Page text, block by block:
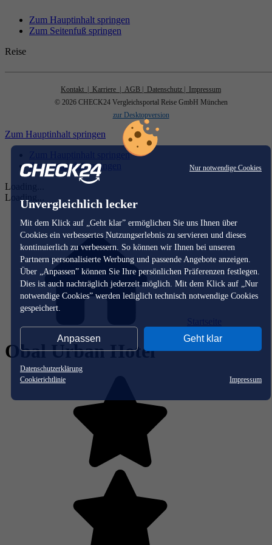
Nur notwendige Cookies
Unvergleichlich lecker
Mit dem Klick auf „Geht klar” ermöglichen Sie uns Ihnen über
Cookies ein verbessertes Nutzungserlebnis zu servieren und dieses
kontinuierlich zu verbessern. So können wir Ihnen bei unseren
Partnern personalisierte Werbung und passende Angebote anzeigen.
Über „Anpassen” können Sie Ihre persönlichen Präferenzen festlegen.
Dies ist auch nachträglich jederzeit möglich. Mit dem Klick auf „Nur
notwendige Cookies” werden lediglich technisch notwendige Cookies
gespeichert.
Anpassen Geht klar
Datenschutzerklärung
Cookierichtlinie
Impressum
Zum Hauptinhalt springen
Zum Seitenfuß springen
Reise
Kontakt | Karriere | AGB | Datenschutz
| Impressum
© 2026 CHECK24 Vergleichsportal Reise GmbH München
zur Desktopversion
Zum Hauptinhalt springen
Zum Hauptinhalt springen
Zum Seitenfuß springen
Loading...
Loading...
Obal Urban Hotel